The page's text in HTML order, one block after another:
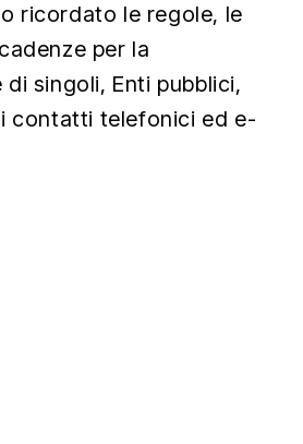
ricordato le regole, le
per la
singoli, Enti pubblici,
contatti telefonici ed e-